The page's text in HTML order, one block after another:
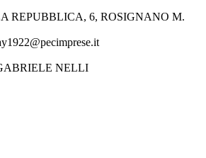
REPUBBLICA, 6, ROSIGNANO M.
NELLI